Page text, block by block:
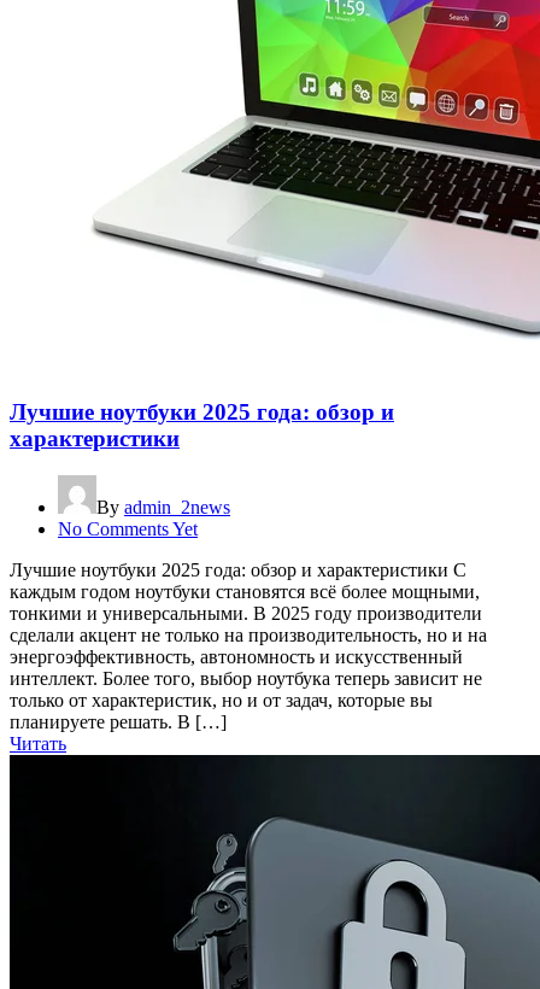
Лучшие ноутбуки 2025 года: обзор и
характеристики
By admin_2news
No Comments Yet
Лучшие ноутбуки 2025 года: обзор и характеристики С
каждым годом ноутбуки становятся всё более мощными,
тонкими и универсальными. В 2025 году производители
сделали акцент не только на производительность, но и на
энергоэффективность, автономность и искусственный
интеллект. Более того, выбор ноутбука теперь зависит не
только от характеристик, но и от задач, которые вы
планируете решать. В […]
Читать